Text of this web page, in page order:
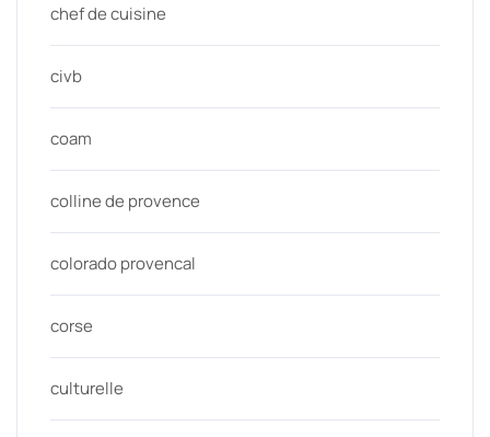
chef de cuisine
civb
coam
colline de provence
colorado provencal
corse
culturelle